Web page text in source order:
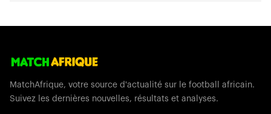
MatchAfrique, votre source d'actualité sur le football africain.
Suivez les dernières nouvelles, résultats et analyses.